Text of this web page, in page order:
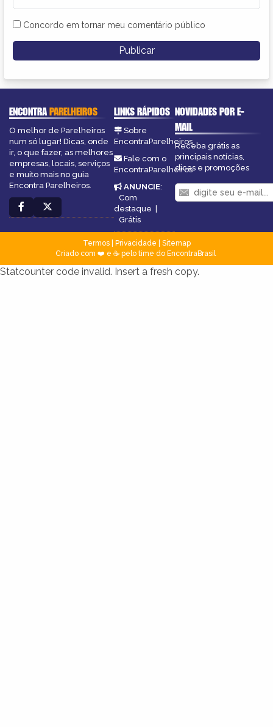
Concordo em tornar meu comentário público
ENCONTRAPARELHEIROS
O melhor de Parelheiros
num só lugar! Dicas, onde
ir, o que fazer, as melhores
empresas, locais, serviços
e muito mais no guia
Encontra Parelheiros.
LINKS RÁPIDOS
Sobre
EncontraParelheiros
Fale com o
EncontraParelheiros
ANUNCIE:
Com
destaque
Grátis
NOVIDADES POR E-
MAIL
Receba grátis as
principais notícias,
dicas e promoções
Termos| Privacidade
Sitemap
Criado com ❤️ e ☕ pelo time do EncontraBrasil
Statcounter code invalid. Insert a fresh copy.